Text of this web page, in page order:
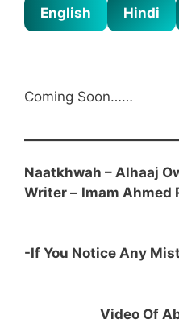
English Hindi
Coming Soon……
Naatkhwah – Alhaaj
Writer – Imam Ahmed
-If You Notice Any
Video Of